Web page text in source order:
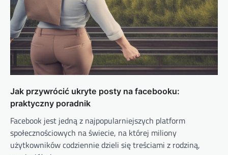
Jak przywrócić ukryte posty na facebooku:
praktyczny poradnik
Facebook jest jedną z najpopularniejszych platform
społecznościowych na świecie, na której miliony
użytkowników codziennie dzieli się treściami z rodziną,